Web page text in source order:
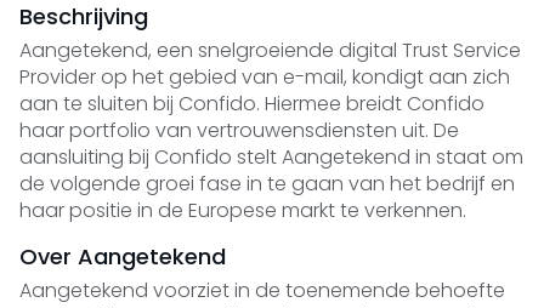
Beschrijving
Aangetekend, een snelgroeiende digital Trust Service
Provider op het gebied van e-mail, kondigt aan zich
aan te sluiten bij Confido. Hiermee breidt Confido
haar portfolio van vertrouwensdiensten uit. De
aansluiting bij Confido stelt Aangetekend in staat om
de volgende groei fase in te gaan van het bedrijf en
haar positie in de Europese markt te verkennen.
Over Aangetekend
Aangetekend voorziet in de toenemende behoefte